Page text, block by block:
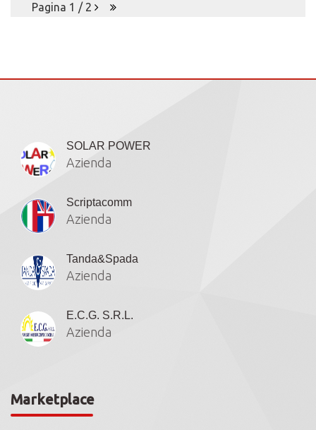
Pagina 1 / 2
SOLAR POWER
Azienda
Scriptacomm
Azienda
Tanda&Spada
Azienda
E.C.G. S.R.L.
Azienda
Marketplace